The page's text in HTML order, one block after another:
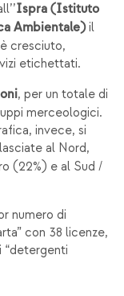
Ispra (Istituto
Ambientale)il
cresciuto,
etichettati.
, per un totale di
merceologici.
invece, si
al Nord,
(22%) e al Sud /
numero di
con 38 licenze,
“detergenti